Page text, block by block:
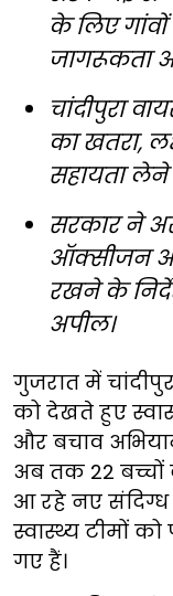
के लिए
जागरूकता
चांदीपुरा
का खतरा,
सहायता लेने
सरकार ने
ऑक्सीजन
रखने के
अपील।
गुजरात में
को देखते हुए
और बचाव
अब तक 22 बच्चों
आ रहे नए
स्वास्थ्य टीमों
गए हैं।